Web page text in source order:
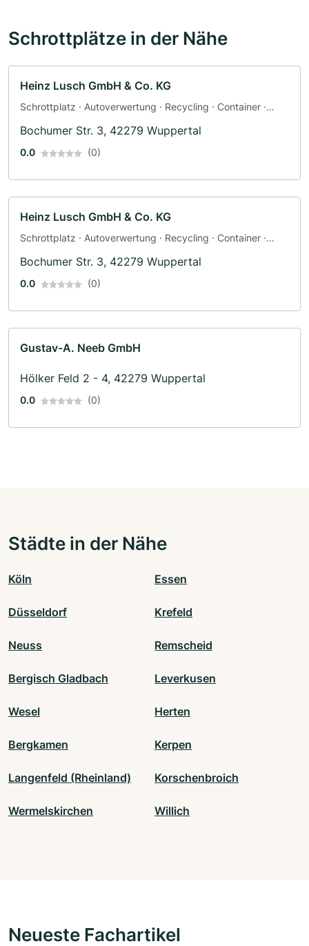
Schrottplätze in der Nähe
Heinz Lusch GmbH & Co. KG
Schrottplatz · Autoverwertung · Recycling · Container ·
Bochumer Str. 3, 42279 Wuppertal
0.0 (0)
Heinz Lusch GmbH & Co. KG
Schrottplatz · Autoverwertung · Recycling · Container ·
Bochumer Str. 3, 42279 Wuppertal
0.0 (0)
Gustav-A. Neeb GmbH
Hölker Feld 2 - 4, 42279 Wuppertal
0.0 (0)
Städte in der Nähe
Köln Essen
Düsseldorf Krefeld
Neuss Remscheid
Bergisch Gladbach Leverkusen
Wesel Herten
Bergkamen Kerpen
Langenfeld (Rheinland) Korschenbroich
Wermelskirchen Willich
Neueste Fachartikel